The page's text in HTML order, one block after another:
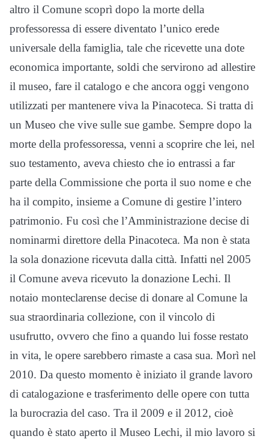
altro il Comune scoprì dopo la morte della
professoressa di essere diventato l’unico erede
universale della famiglia, tale che ricevette una dote
economica importante, soldi che servirono ad allestire
il museo, fare il catalogo e che ancora oggi vengono
utilizzati per mantenere viva la Pinacoteca. Si tratta di
un Museo che vive sulle sue gambe. Sempre dopo la
morte della professoressa, venni a scoprire che lei, nel
suo testamento, aveva chiesto che io entrassi a far
parte della Commissione che porta il suo nome e che
ha il compito, insieme a Comune di gestire l’intero
patrimonio. Fu così che l’Amministrazione decise di
nominarmi direttore della Pinacoteca. Ma non è stata
la sola donazione ricevuta dalla città. Infatti nel 2005
il Comune aveva ricevuto la donazione Lechi. Il
notaio monteclarense decise di donare al Comune la
sua straordinaria collezione, con il vincolo di
usufrutto, ovvero che fino a quando lui fosse restato
in vita, le opere sarebbero rimaste a casa sua. Morì nel
2010. Da questo momento è iniziato il grande lavoro
di catalogazione e trasferimento delle opere con tutta
la burocrazia del caso. Tra il 2009 e il 2012, cioè
quando è stato aperto il Museo Lechi, il mio lavoro si